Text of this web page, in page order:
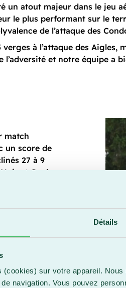
Détails
(cookies) sur votre appareil.
navigation. Vous pouvez
un atout majeur dans le jeu
le plus performant sur le
de l’attaque des
à l’attaque des
et notre équipe a
match
un score de
27 à 9
et Or de
du
35 à 21.